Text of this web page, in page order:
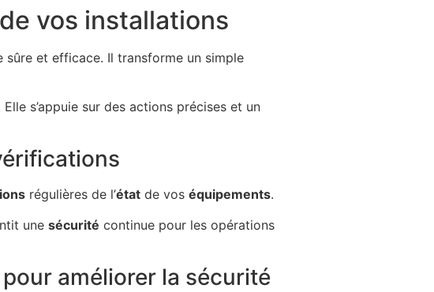
vos installations
et efficace. Il transforme un simple
Elle s’appuie sur des actions précises et un
régulières de l’état de vos équipements.
une sécurité continue pour les opérations
améliorer la sécurité